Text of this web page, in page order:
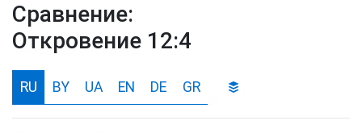
Сравнение:
Откровение 12:4
RU BY UA EN DE GR